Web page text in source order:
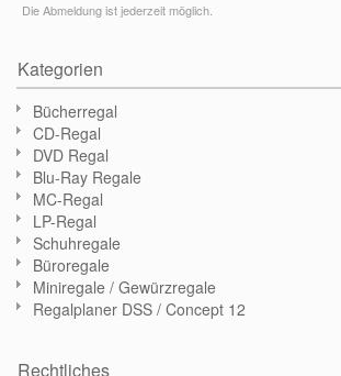
Die Abmeldung ist jederzeit möglich.
Kategorien
Bücherregal
CD-Regal
DVD Regal
Blu-Ray Regale
MC-Regal
LP-Regal
Schuhregale
Büroregale
Miniregale / Gewürzregale
Regalplaner DSS / Concept 12
Rechtliches